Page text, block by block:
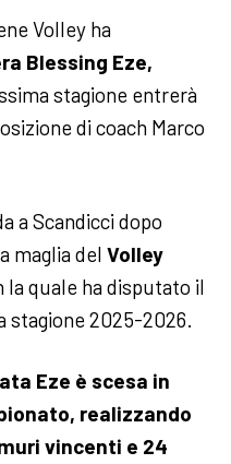
Volley ha
Blessing Eze,
stagione entrerà
di coach Marco
a Scandicci dopo
maglia del Volley
la quale ha disputato il
stagione 2025-2026.
Eze è scesa in
realizzando
vincenti e 24